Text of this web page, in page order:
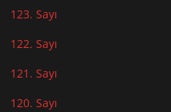
123. Sayı
122. Sayı
121. Sayı
120. Sayı